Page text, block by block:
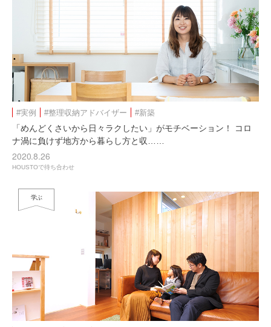
#実例 #整理収納アドバイザー #新築
「めんどくさいから日々ラクしたい」がモチベーション！ コロ
ナ渦に負けず地方から暮らし方と収……
2020.8.26
HOUSTOで待ち合わせ
学ぶ